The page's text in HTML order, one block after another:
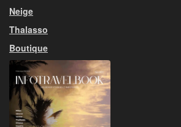
Neige
Thalasso
Boutique